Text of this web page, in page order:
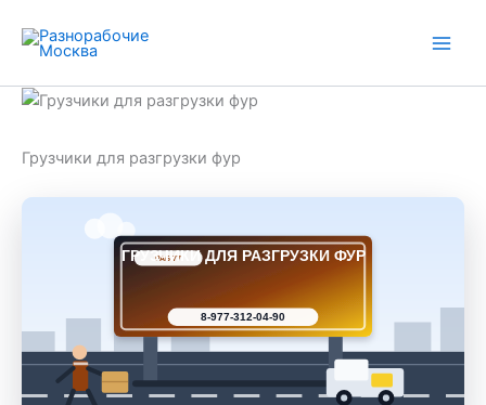
содержимому
Грузчики для разгрузки фур
РАБ 77
ГРУЗЧИКИ ДЛЯ РАЗГРУЗКИ ФУР
8-977-312-04-90